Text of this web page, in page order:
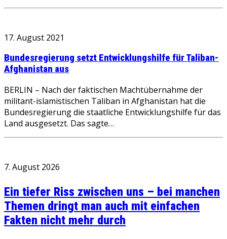
17. August 2021
Bundesregierung setzt Entwicklungshilfe für Taliban-
Afghanistan aus
BERLIN – Nach der faktischen Machtübernahme der
militant-islamistischen Taliban in Afghanistan hat die
Bundesregierung die staatliche Entwicklungshilfe für das
Land ausgesetzt. Das sagte…
7. August 2026
Ein tiefer Riss zwischen uns – bei manchen
Themen dringt man auch mit einfachen
Fakten nicht mehr durch